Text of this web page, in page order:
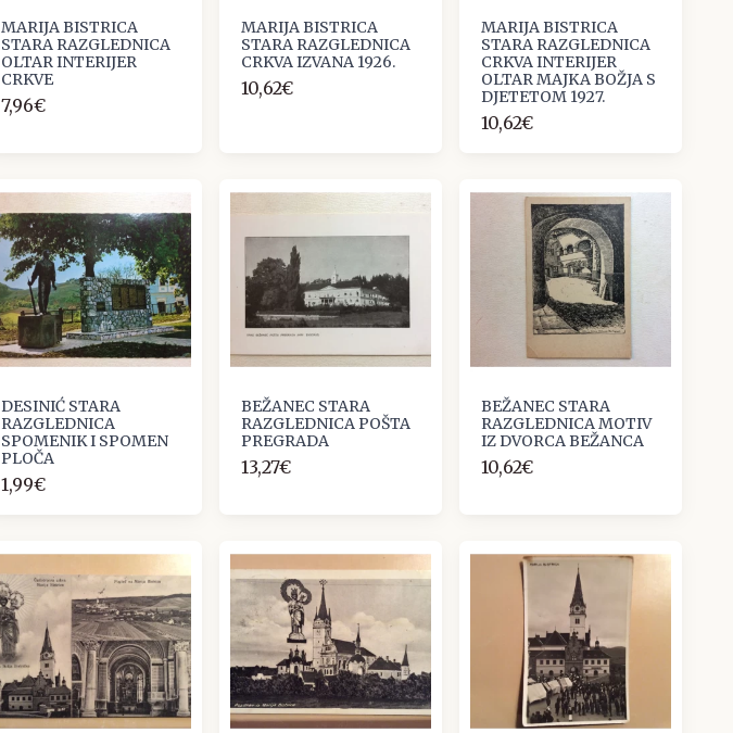
MARIJA BISTRICA
STARA RAZGLEDNICA
OLTAR INTERIJER
CRKVE
7,96€
MARIJA BISTRICA
STARA RAZGLEDNICA
CRKVA IZVANA 1926.
10,62€
MARIJA BISTRICA
STARA RAZGLEDNICA
CRKVA INTERIJER
OLTAR MAJKA BOŽJA S
DJETETOM 1927.
10,62€
DESINIĆ STARA
RAZGLEDNICA
SPOMENIK I SPOMEN
PLOČA
1,99€
BEŽANEC STARA
RAZGLEDNICA POŠTA
PREGRADA
13,27€
BEŽANEC STARA
RAZGLEDNICA MOTIV
IZ DVORCA BEŽANCA
10,62€